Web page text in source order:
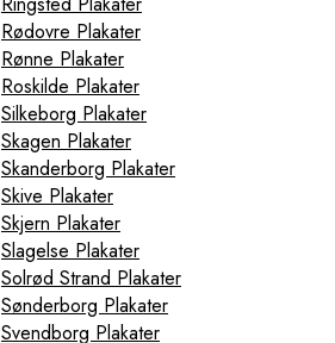
Rødovre Plakater
Rønne Plakater
Roskilde Plakater
Silkeborg Plakater
Skagen Plakater
Skanderborg Plakater
Skive Plakater
Skjern Plakater
Slagelse Plakater
Solrød Strand Plakater
Sønderborg Plakater
Svendborg Plakater